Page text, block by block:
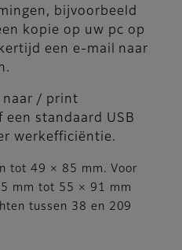
bijvoorbeeld
kopie op uw pc op
een e-mail naar
naar / print
een standaard USB
werkefficiëntie.
tot 49 × 85 mm. Voor
mm tot 55 × 91 mm
tussen 38 en 209